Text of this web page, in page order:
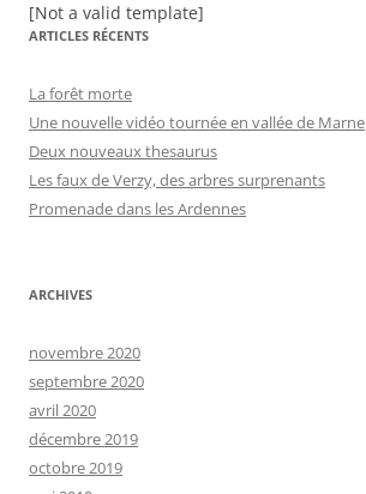
[Not a valid template]
ARTICLES RÉCENTS
La forêt morte
Une nouvelle vidéo tournée en vallée de Marne
Deux nouveaux thesaurus
Les faux de Verzy, des arbres surprenants
Promenade dans les Ardennes
ARCHIVES
novembre 2020
septembre 2020
avril 2020
décembre 2019
octobre 2019